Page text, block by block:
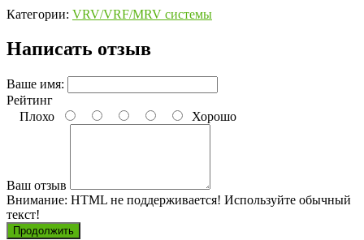
Категории: VRV/VRF/MRV системы
Написать отзыв
Ваше имя:
Рейтинг
Плохо
Хорошо
Ваш отзыв
Внимание: HTML не поддерживается! Используйте обычный
текст!
Продолжить